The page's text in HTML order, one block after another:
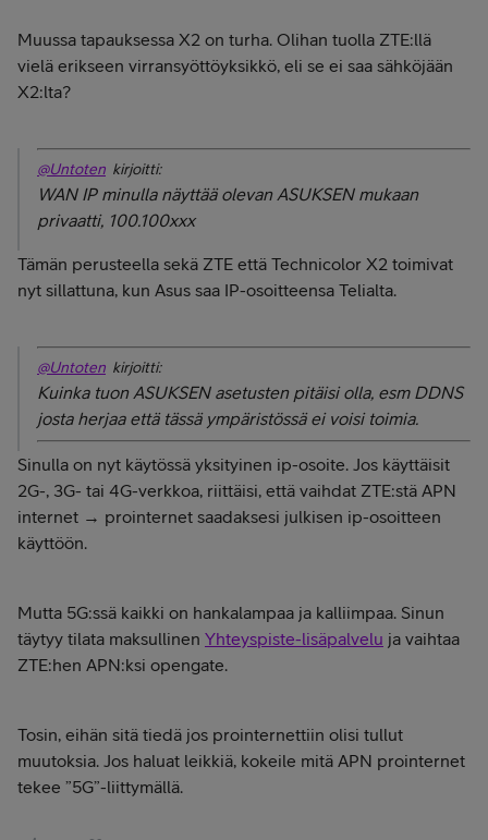
Muussa tapauksessa X2 on turha. Olihan tuolla ZTE:llä
vielä erikseen virransyöttöyksikkö, eli se ei saa sähköjään
X2:lta?
@Untoten kirjoitti:
WAN IP minulla näyttää olevan ASUKSEN mukaan
privaatti, 100.100xxx
Tämän perusteella sekä ZTE että Technicolor X2 toimivat
nyt sillattuna, kun Asus saa IP-osoitteensa Telialta.
@Untoten kirjoitti:
Kuinka tuon ASUKSEN asetusten pitäisi olla, esm DDNS
josta herjaa että tässä ympäristössä ei voisi toimia.
Sinulla on nyt käytössä yksityinen ip-osoite. Jos käyttäisit
2G-, 3G- tai 4G-verkkoa, riittäisi, että vaihdat ZTE:stä APN
internet → prointernet saadaksesi julkisen ip-osoitteen
käyttöön.
Mutta 5G:ssä kaikki on hankalampaa ja kalliimpaa. Sinun
täytyy tilata maksullinen Yhteyspiste-lisäpalvelu ja vaihtaa
ZTE:hen APN:ksi opengate.
Tosin, eihän sitä tiedä jos prointernettiin olisi tullut
muutoksia. Jos haluat leikkiä, kokeile mitä APN prointernet
tekee ”5G”-liittymällä.